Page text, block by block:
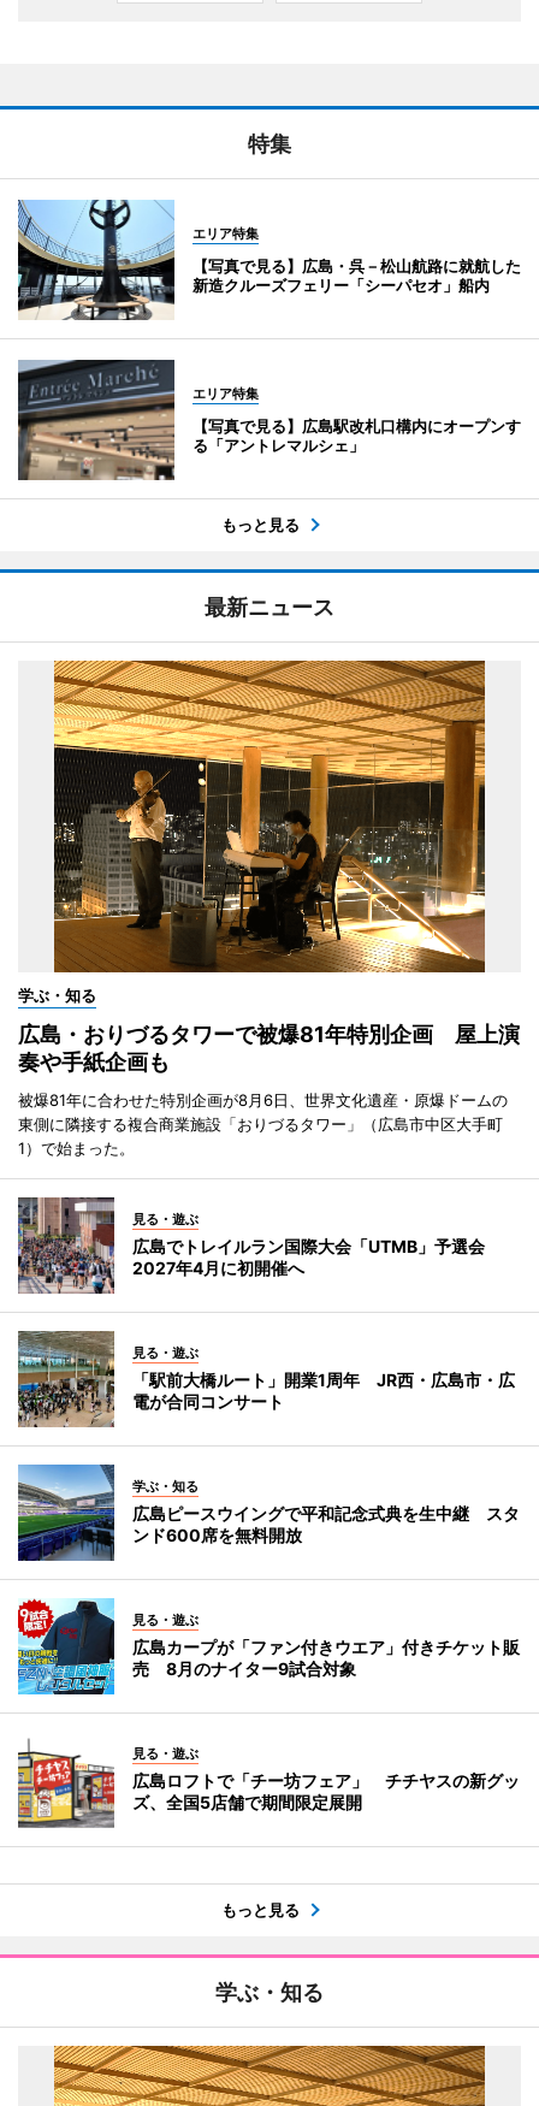
特集
エリア特集
【写真で見る】広島・呉－松山航路に就航した
新造クルーズフェリー「シーパセオ」船内
エリア特集
【写真で見る】広島駅改札口構内にオープンす
る「アントレマルシェ」
もっと見る
最新ニュース
学ぶ・知る
広島・おりづるタワーで被爆81年特別企画 屋上演
奏や手紙企画も
被爆81年に合わせた特別企画が8月6日、世界文化遺産・原爆ドームの
東側に隣接する複合商業施設「おりづるタワー」（広島市中区大手町
1）で始まった。
見る・遊ぶ
広島でトレイルラン国際大会「UTMB」予選会
2027年4月に初開催へ
見る・遊ぶ
「駅前大橋ルート」開業1周年 JR西・広島市・広
電が合同コンサート
学ぶ・知る
広島ピースウイングで平和記念式典を生中継 スタ
ンド600席を無料開放
見る・遊ぶ
広島カープが「ファン付きウエア」付きチケット販
売 8月のナイター9試合対象
見る・遊ぶ
広島ロフトで「チー坊フェア」 チチヤスの新グッ
ズ、全国5店舗で期間限定展開
もっと見る
学ぶ・知る